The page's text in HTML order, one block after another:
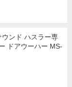
ンド ハスラー専
ドアウーハー MS-